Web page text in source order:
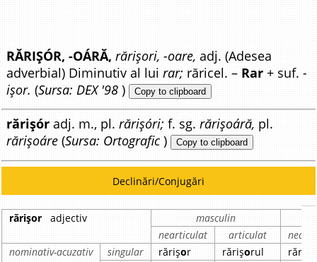
RĂRIȘÓR, -OÁRĂ, rărișori, -oare, adj. (Adesea
adverbial) Diminutiv al luirar; răricel. – Rar + suf.-
ișor. (Sursa: DEX '98 ) Copy to clipboard
rărișór adj. m., pl.rărișóri;f. sg.rărișoáră, pl.
rărișoáre (Sursa: Ortografic ) Copy to clipboard
Declinări/Conjugări
rărișor adjectiv
masculin
nearticulat
articulat
nominativ-acuzativ
singular rărișor rărișorul rărișo